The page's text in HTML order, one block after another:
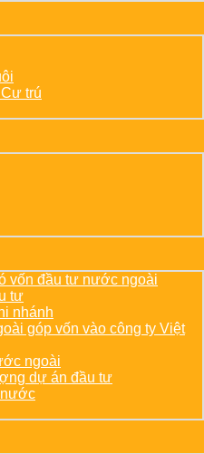
trú
vốn đầu tư nước ngoài
tư
nhánh
góp vốn vào công ty Việt
ngoài
dự án đầu tư